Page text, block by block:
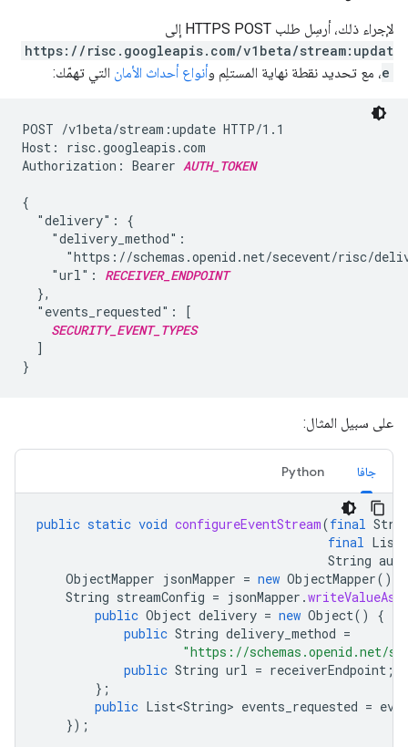
لإجراء ذلك، أرسِل طلب HTTPS POST إلى
https://risc.googleapis.com/v1beta/stream:updat
e، مع تحديد نقطة نهاية المستلِم وأنواع أحداث الأمان التي تهمّك:
POST /v1beta/stream:update HTTP/1.1
Host: risc.googleapis.com
Authorization: Bearer AUTH_TOKEN
{
  "delivery": {
    "delivery_method":
"https://schemas.openid.net/secevent/risc/
    "url":
RECEIVER_ENDPOINT
  },
  "events_requested": [
SECURITY_EVENT_TYPES
  ]
على سبيل المثال:
جافا Python
public static void configureEventStream(final
final
String
ObjectMapper jsonMapper = new ObjectMapper();
String streamConfig = jsonMapper .
public Object delivery = new Object()
{
public String delivery_method =
"https://schemas.openid.net/
public String url = receiverEndpoint ;
};
public List<String> events_requested =
});